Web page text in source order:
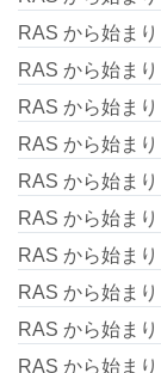
RAS から始まり
RAS から始まり
RAS から始まり
RAS から始まり
RAS から始まり
RAS から始まり
RAS から始まり
RAS から始まり
RAS から始まり
RAS から始まり